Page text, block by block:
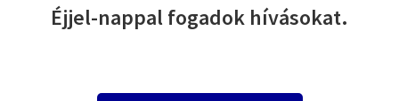
Éjjel-nappal fogadok hívásokat.